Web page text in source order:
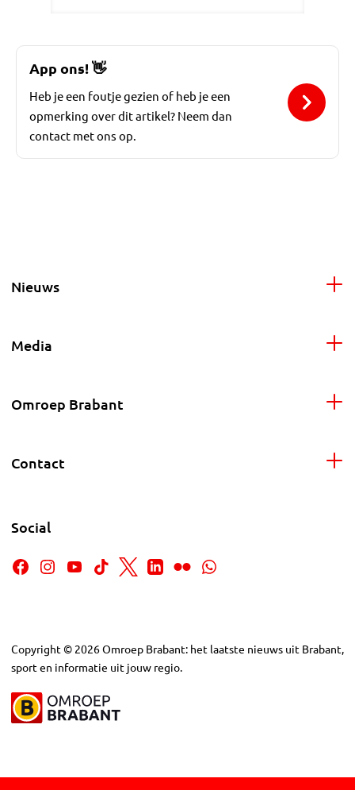
App ons!👋
Heb je een foutje gezien of heb je een
opmerking over dit artikel? Neem dan
contact met ons op.
Nieuws
Media
Omroep Brabant
Contact
Social
Copyright © 2026Omroep Brabant: het laatste nieuws uit Brabant,
sport en informatie uit jouw regio.